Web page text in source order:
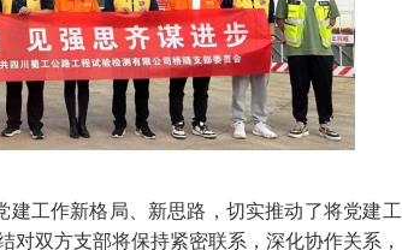
工作新格局、新思路，切实推动了将党建工
双方支部将保持紧密联系，深化协作关系，